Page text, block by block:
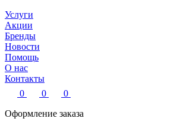
Услуги
Акции
Бренды
Новости
Помощь
О нас
Контакты
0
0
0
Оформление заказа